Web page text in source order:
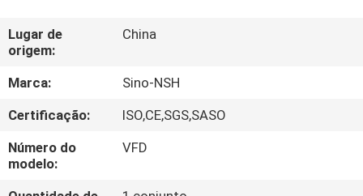
NÓS
EXCURSÃO
DA
FÁBRICA
Lugar de
origem:
China
Marca:
Sino-NSH
Certificação:
ISO,CE,SGS,SASO
Número do
modelo:
VFD